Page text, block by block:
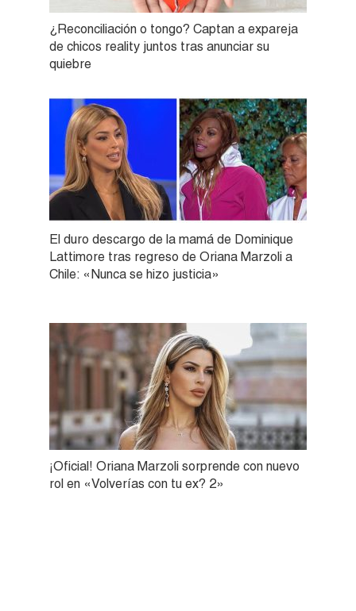
¿Reconciliación o tongo? Captan a expareja
de chicos reality juntos tras anunciar su
quiebre
El duro descargo de la mamá de Dominique
Lattimore tras regreso de Oriana Marzoli a
Chile: «Nunca se hizo justicia»
¡Oficial! Oriana Marzoli sorprende con nuevo
rol en «Volverías con tu ex? 2»